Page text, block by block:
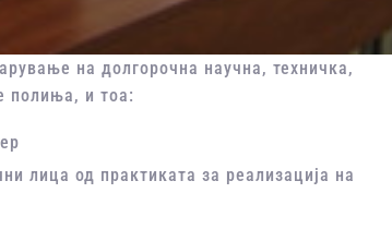
на долгорочна научна, техничка,
полиња, и тоа:
лица од практиката за реализација на